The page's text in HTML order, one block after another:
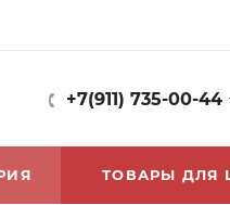
+7(911) 735-00-44
ТОВАРЫ ДЛЯ